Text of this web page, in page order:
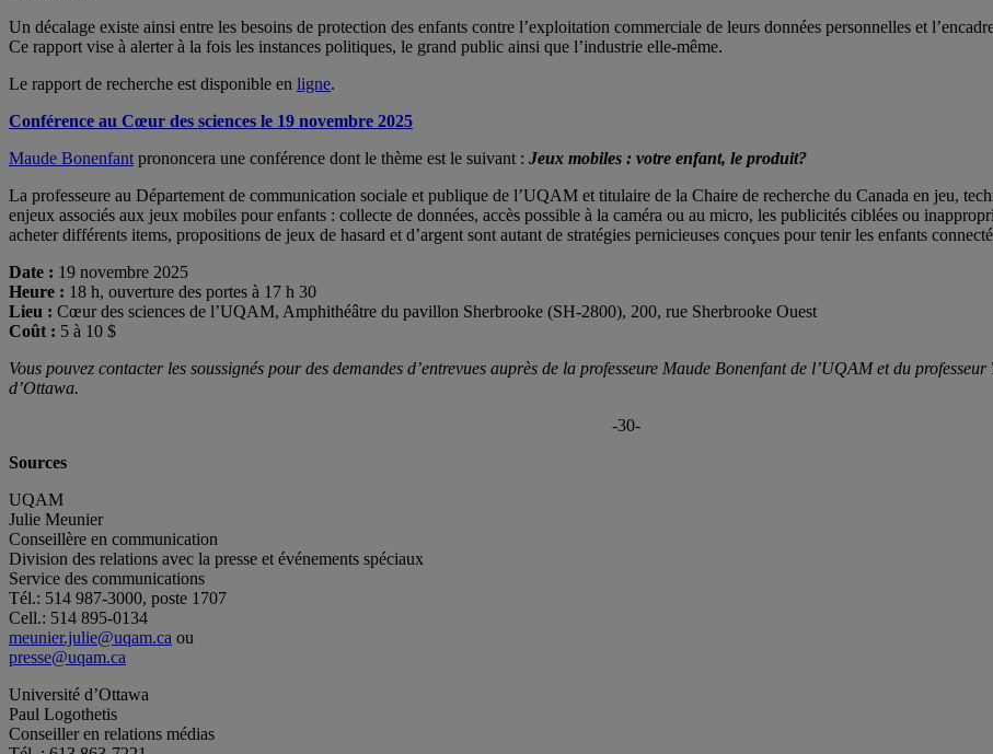
Un décalage existe ainsi entre les besoins de protection des enfants contre l’exploitation commerciale de leurs données personnelles et
Ce rapport vise à alerter à la fois les instances politiques, le grand public ainsi que l’industrie elle-même.
Le rapport de recherche est disponible en ligne.
Conférence au Cœur des sciences le 19 novembre 2025
Maude Bonenfant prononcera une conférence dont le thème est le suivant : Jeux mobiles : votre enfant, le produit?
La professeure au Département de communication sociale et publique de l’UQAM et titulaire de la Chaire de recherche du Canada en jeu,
enjeux associés aux jeux mobiles pour enfants : collecte de données, accès possible à la caméra ou au micro, les publicités ciblées ou
acheter différents items, propositions de jeux de hasard et d’argent sont autant de stratégies pernicieuses conçues pour tenir les enfants
Date : 19 novembre 2025
Heure : 18 h, ouverture des portes à 17 h 30
Lieu : Cœur des sciences de l’UQAM, Amphithéâtre du pavillon Sherbrooke (SH-2800), 200, rue Sherbrooke Ouest
Coût : 5 à 10 $
Vous pouvez contacter les soussignés pour des demandes d’entrevues auprès de la professeure Maude Bonenfant de l’UQAM et du
d’Ottawa.
-30-
Sources
UQAM
Julie Meunier
Conseillère en communication
Division des relations avec la presse et événements spéciaux
Service des communications
Tél.: 514 987-3000, poste 1707
Cell.: 514 895-0134
meunier.julie@uqam.ca ou
presse@uqam.ca
Université d’Ottawa
Paul Logothetis
Conseiller en relations médias